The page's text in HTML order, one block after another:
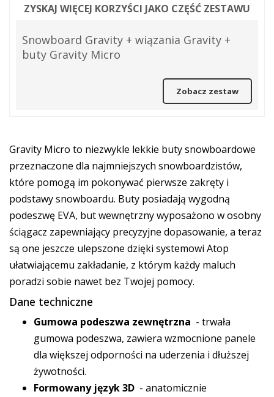
ZYSKAJ WIĘCEJ KORZYŚCI JAKO CZĘŚĆ ZESTAWU
Snowboard Gravity + wiązania Gravity +
buty Gravity Micro
Zobacz zestaw
Gravity Micro to niezwykle lekkie buty snowboardowe
przeznaczone dla najmniejszych snowboardzistów,
które pomogą im pokonywać pierwsze zakręty i
podstawy snowboardu. Buty posiadają wygodną
podeszwę EVA, but wewnętrzny wyposażono w osobny
ściągacz zapewniający precyzyjne dopasowanie, a teraz
są one jeszcze ulepszone dzięki systemowi Atop
ułatwiającemu zakładanie, z którym każdy maluch
poradzi sobie nawet bez Twojej pomocy.
Dane techniczne
Gumowa podeszwa zewnętrzna - trwała
gumowa podeszwa, zawiera wzmocnione panele
dla większej odporności na uderzenia i dłuższej
żywotności.
Formowany język 3D - anatomicznie